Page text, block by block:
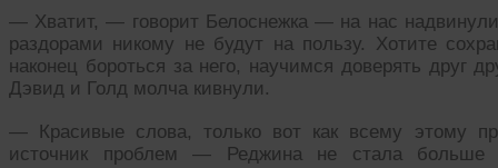
— Хватит, — говорит Белоснежка — на нас
раздорами никому не будут на пользу. Хотите
наконец бороться за него, научимся доверять друг
Дэвид и Голд молча кивнули.
— Красивые слова, только вот как всему этому
источник проблем — Реджина не стала больше